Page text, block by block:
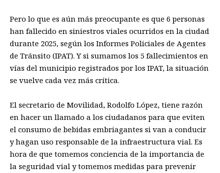
Pero lo que es aún más preocupante es que 6 personas
han fallecido en siniestros viales ocurridos en la ciudad
durante 2025, según los Informes Policiales de Agentes
de Tránsito (IPAT). Y si sumamos los 5 fallecimientos en
vías del municipio registrados por los IPAT, la situación
se vuelve cada vez más crítica.
El secretario de Movilidad, Rodolfo López, tiene razón
en hacer un llamado a los ciudadanos para que eviten
el consumo de bebidas embriagantes si van a conducir
y hagan uso responsable de la infraestructura vial. Es
hora de que tomemos conciencia de la importancia de
la seguridad vial y tomemos medidas para prevenir